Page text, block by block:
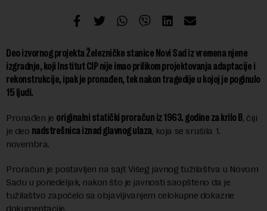
Deo izvornog projekta Železničke stanice Novi Sad iz vremena njene
izgradnje, koji Institut CIP nije imao prilikom projektovanja adaptacije i
rekonstrukcije, ipak je pronađen, tek nakon tragedije u kojoj je poginulo
15 ljudi.
Pronađen je originalni statički proračun iz 1963. godine za krilo B, čiji
je deo nadstrešnica iznad glavnog ulaza, koja se srušila 1.
novembra.
Proračun je postavljen na sajt Višeg javnog tužilaštva u Novom
Sadu u ponedeljak, nakon što je javnosti saopšteno da je
tužilaštvo započelo sa objavljivanjem celokupne dokazne
dokumentacije.